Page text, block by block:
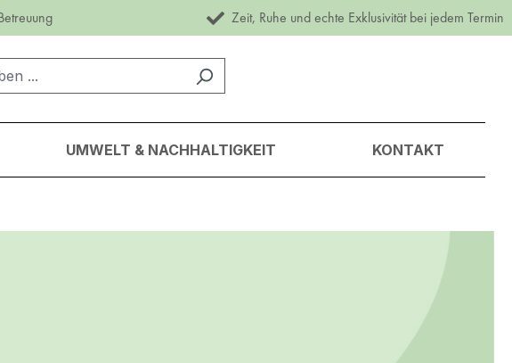
Zeit, Ruhe und echte Exklusivität bei jedem Termin
UMWELT & NACHHALTIGKEIT KONTAKT